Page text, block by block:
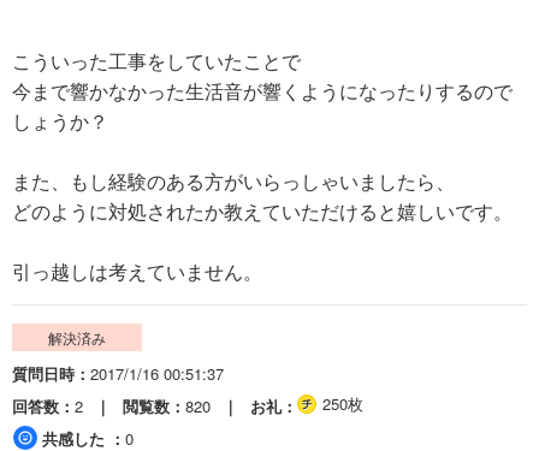
こういった工事をしていたことで
今まで響かなかった生活音が響くようになったりするので
しょうか？
また、もし経験のある方がいらっしゃいましたら、
どのように対処されたか教えていただけると嬉しいです。
引っ越しは考えていません。
解決済み
質問日時
2017/1/16 00:51:37
回答数
2 閲覧数 820 お礼
250枚
共感した
0